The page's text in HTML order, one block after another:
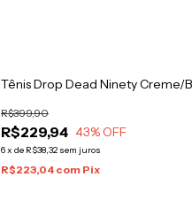
Tênis Drop Dead Ninety Creme/
R$229,94
R$399,90
43% OFF
6x de R$38,32 sem juros
R$223,04 com Pix